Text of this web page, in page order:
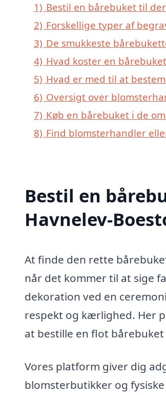
1) Bestil en bårebuket til
2) Forskellige typer af
3) De smukkeste
4) Hvad koster en
5) Hvad er med til at
6) Oversigt over
7) Køb en bårebuket i de
8) Find blomsterhandler
Bestil en
Havnelev-
At finde den rette
når det kommer til at sige
dekoration ved en
respekt og kærlighed. Her
at bestille en flot
Vores platform giver dig
blomsterbutikker og